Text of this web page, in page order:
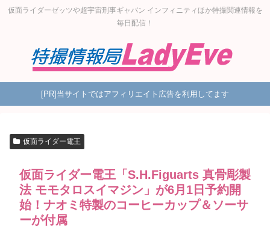
仮面ライダーゼッツや超宇宙刑事ギャバン インフィニティほか特撮関連情報を
毎日配信！
[PR]当サイトではアフィリエイト広告を利用してます
仮面ライダー電王
仮面ライダー電王「S.H.Figuarts 真骨彫製
法 モモタロスイマジン」が6月1日予約開
始！ナオミ特製のコーヒーカップ＆ソーサ
ーが付属